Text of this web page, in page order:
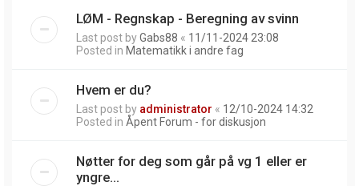
LØM - Regnskap - Beregning av svinn
Last post byGabs88 « 11/11-2024 23:08
Posted in Matematikk i andre fag
Hvem er du?
Last post by administrator « 12/10-2024 14:32
Posted in Åpent Forum - for diskusjon
Nøtter for deg som går på vg 1 eller er
yngre...